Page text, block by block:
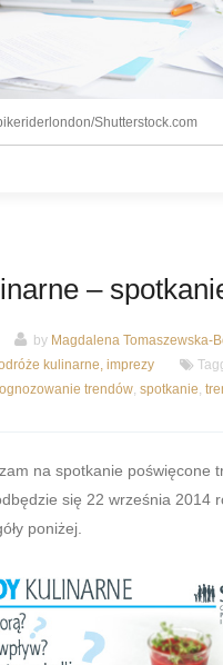
Shutterstock.com
–
by Magdalena Tomaszewska-
kulinarne, imprezy
trendów, spotkanie,
na spotkanie poświęcone
się 22 września 2014
poniżej.